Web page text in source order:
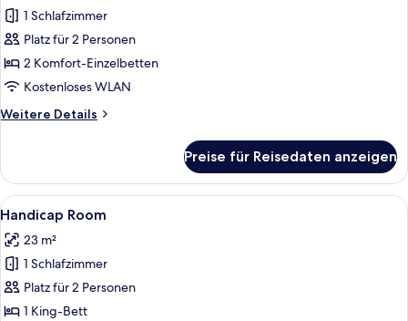
Deluxe-
Zweibettzimmer
anzeigen
1 Schlafzimmer
Platz für 2 Personen
2 Komfort-Einzelbetten
Kostenloses WLAN
Weitere Details
Weitere
Zweibettzimmer
Preise für Reisedaten anzeigen
Alle
Fotos
für
Handicap
Room
anzeigen
Ein Hotelzimmer mit einem großen
7
Handicap Room
23 m²
1 Schlafzimmer
Platz für 2 Personen
1 King-Bett